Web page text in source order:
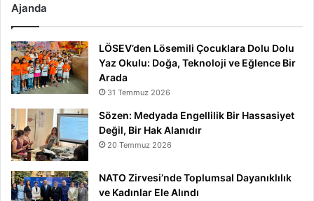
Ajanda
LÖSEV’den Lösemili Çocuklara Dolu Dolu
Yaz Okulu: Doğa, Teknoloji ve Eğlence Bir
Arada
31 Temmuz 2026
Sözen: Medyada Engellilik Bir Hassasiyet
Değil, Bir Hak Alanıdır
20 Temmuz 2026
NATO Zirvesi’nde Toplumsal Dayanıklılık
ve Kadınlar Ele Alındı